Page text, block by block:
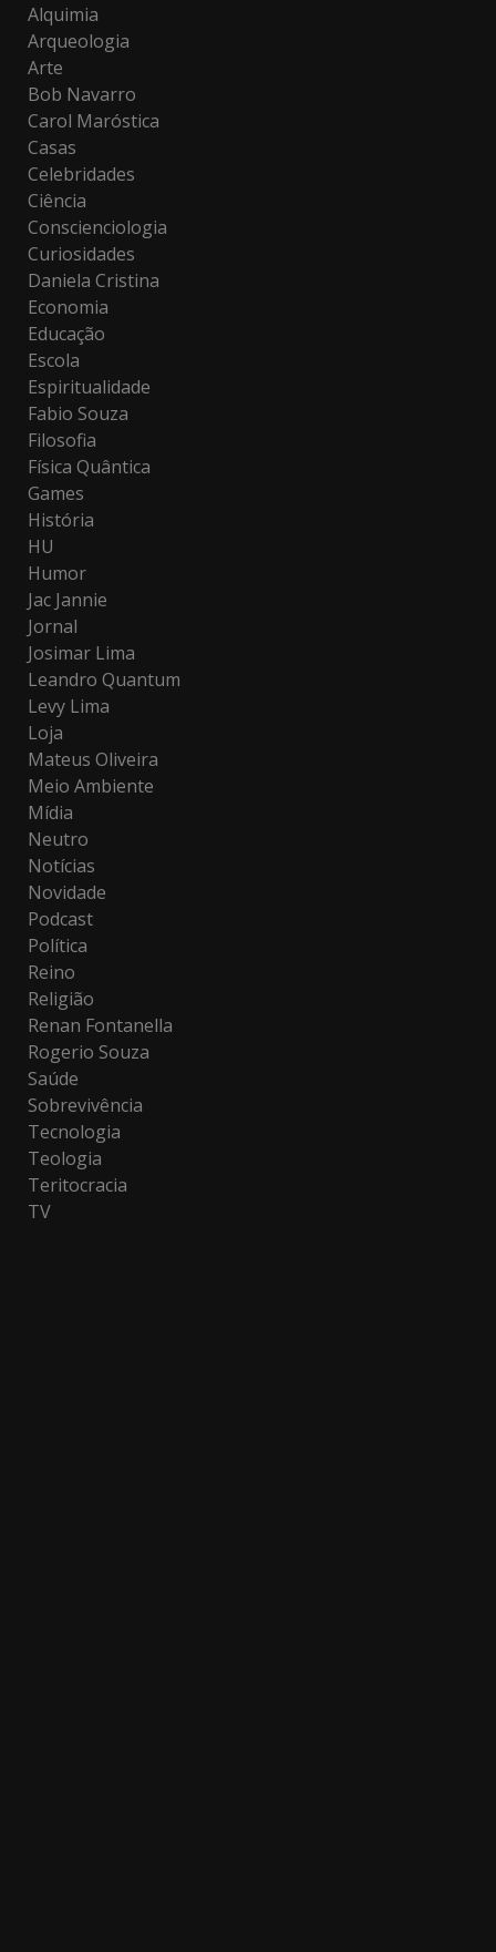
Alquimia
Arqueologia
Arte
Bob Navarro
Carol Maróstica
Casas
Celebridades
Ciência
Conscienciologia
Curiosidades
Daniela Cristina
Economia
Educação
Escola
Espiritualidade
Fabio Souza
Filosofia
Física Quântica
Games
História
HU
Humor
Jac Jannie
Jornal
Josimar Lima
Leandro Quantum
Levy Lima
Loja
Mateus Oliveira
Meio Ambiente
Mídia
Neutro
Notícias
Novidade
Podcast
Política
Reino
Religião
Renan Fontanella
Rogerio Souza
Saúde
Sobrevivência
Tecnologia
Teologia
Teritocracia
TV